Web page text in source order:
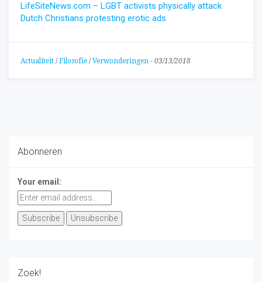
LifeSiteNews.com – LGBT activists physically attack
Dutch Christians protesting erotic ads
Actualiteit / Filosofie / Verwonderingen - 03/13/2018
Abonneren
Your email:
Zoek!